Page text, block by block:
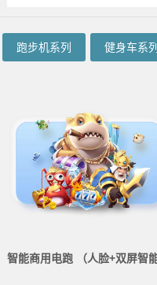
跑步机系列 健身车系列